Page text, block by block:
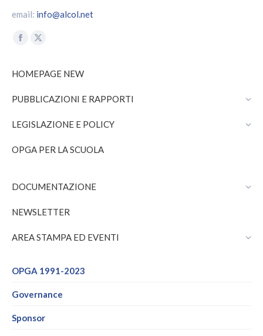
email: info@alcol.net
Find us on:
Facebook
opens
new
window
X
opens
new
window
HOMEPAGE NEW
PUBBLICAZIONI E RAPPORTI
LEGISLAZIONE E POLICY
OPGA PER LA SCUOLA
DOCUMENTAZIONE
NEWSLETTER
AREA STAMPA ED EVENTI
OPGA 1991-2023
Governance
Sponsor